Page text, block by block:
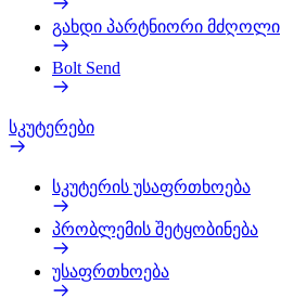
გახდი პარტნიორი მძღოლი
Bolt Send
სკუტერები
სკუტერის უსაფრთხოება
პრობლემის შეტყობინება
უსაფრთხოება